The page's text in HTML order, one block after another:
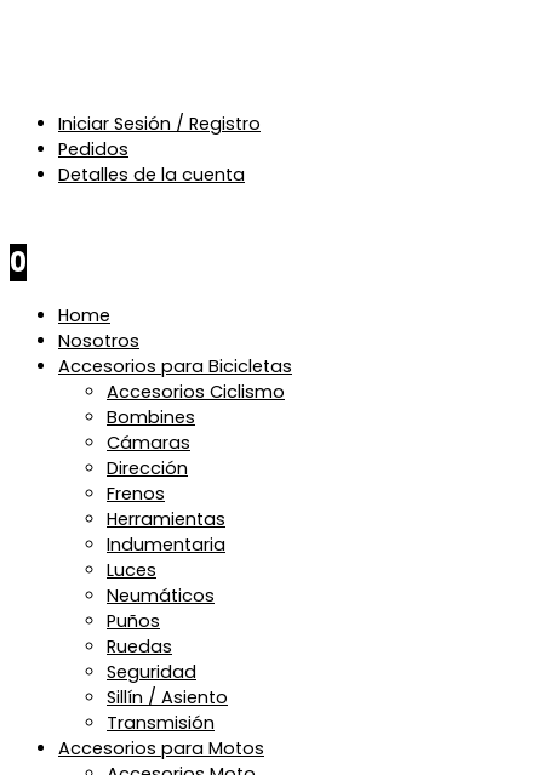
Iniciar Sesión / Registro
Pedidos
Detalles de la cuenta
0
Home
Nosotros
Accesorios para Bicicletas
Accesorios Ciclismo
Bombines
Cámaras
Dirección
Frenos
Herramientas
Indumentaria
Luces
Neumáticos
Puños
Ruedas
Seguridad
Sillín / Asiento
Transmisión
Accesorios para Motos